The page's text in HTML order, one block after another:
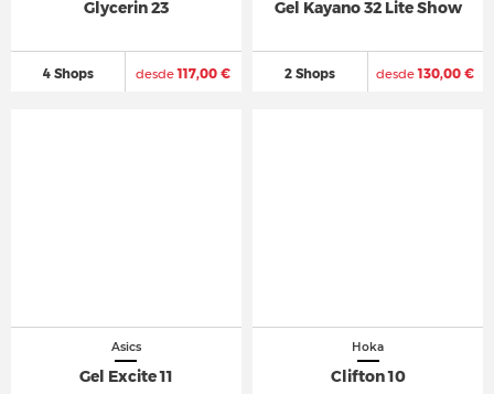
Glycerin 23
4 Shops desde117,00 €
Gel Kayano 32 Lite Show
2 Shops desde130,00 €
Asics
Gel Excite 11
Hoka
Clifton 10